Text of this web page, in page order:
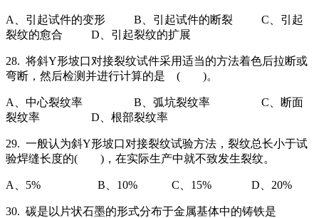
A、引起试件的变形 B、引起试件的断裂 C、引起
裂纹的愈合 D、引起裂纹的扩展
28. 将斜Y形坡口对接裂纹试件采用适当的方法着色后拉断或
弯断，然后检测并进行计算的是 ( )。
A、中心裂纹率 B、弧坑裂纹率 C、断面
裂纹率 D、根部裂纹率
29. 一般认为斜Y形坡口对接裂纹试验方法，裂纹总长小于试
验焊缝长度的( )，在实际生产中就不致发生裂纹。
A、5% B、10% C、15% D、20%
30. 碳是以片状石墨的形式分布于金属基体中的铸铁是